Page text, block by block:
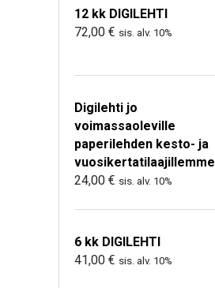
12 kk DIGILEHTI
72,00 € sis. alv. 10%
Digilehti jo
voimassaoleville
paperilehden kesto- ja
vuosikertatilaajillemme
24,00 € sis. alv. 10%
6 kk DIGILEHTI
41,00 € sis. alv. 10%